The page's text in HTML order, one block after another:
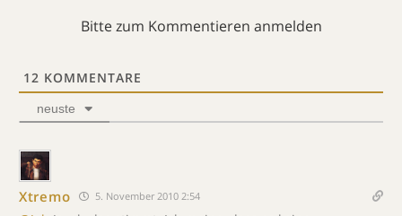
Bitte zum Kommentieren anmelden
12 KOMMENTARE
neuste
Xtremo 5. November 2010 2:54